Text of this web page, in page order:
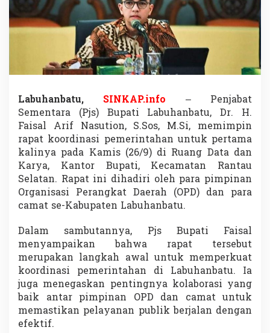
,
P
j
s
B
u
p
t
i
L
a
b
h
a
n
b
a
t
D
.
H
.
F
a
i
Labuhanbatu, SINKAP.info – Penjabat
Sementara (Pjs) Bupati Labuhanbatu, Dr. H.
Faisal Arif Nasution, S.Sos, M.Si, memimpin
rapat koordinasi pemerintahan untuk pertama
kalinya pada Kamis (26/9) di Ruang Data dan
Karya, Kantor Bupati, Kecamatan Rantau
Selatan. Rapat ini dihadiri oleh para pimpinan
Organisasi Perangkat Daerah (OPD) dan para
camat se-Kabupaten Labuhanbatu.
Dalam sambutannya, Pjs Bupati Faisal
menyampaikan bahwa rapat tersebut
merupakan langkah awal untuk memperkuat
koordinasi pemerintahan di Labuhanbatu. Ia
juga menegaskan pentingnya kolaborasi yang
baik antar pimpinan OPD dan camat untuk
memastikan pelayanan publik berjalan dengan
efektif.